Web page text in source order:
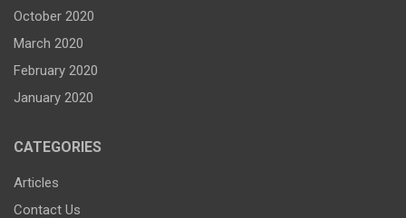
October 2020
March 2020
February 2020
January 2020
CATEGORIES
Articles
Contact Us